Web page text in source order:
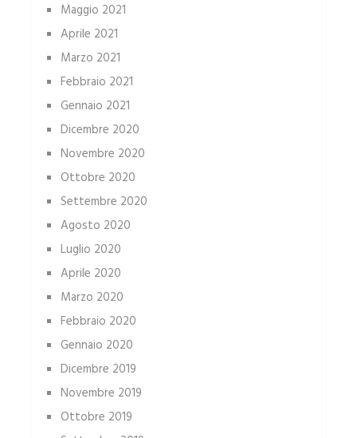
Maggio 2021
Aprile 2021
Marzo 2021
Febbraio 2021
Gennaio 2021
Dicembre 2020
Novembre 2020
Ottobre 2020
Settembre 2020
Agosto 2020
Luglio 2020
Aprile 2020
Marzo 2020
Febbraio 2020
Gennaio 2020
Dicembre 2019
Novembre 2019
Ottobre 2019